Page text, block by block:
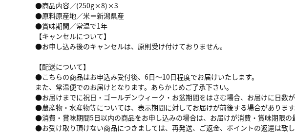
●商品内容／(250g×8)×3
●原料原産地／米＝新潟県産
●賞味期間／常温で1年
【キャンセルについて】
●お申し込み後のキャンセルは、原則受け付けておりません。
【配送について】
●こちらの商品はお申込み受付後、6日～10日程度でお届けいたします。
また、常温便でのお届けとなります。あらかじめご了承下さい。
●お届けまでに祝日・ゴールデンウィーク・お盆期間をはさむ場合、お届けに日数
●農産物・水産物等については、表示期間に対してお届けが前後する場合があります
●消費・賞味期間5日以内の商品をお申し込みの場合は、お届けが消費・賞味期限の
●お受け取り頂けない商品につきましては、再発送、ご返金、ポイントの返還は致